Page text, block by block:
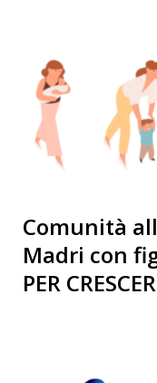
Comunità
Madri con
PER